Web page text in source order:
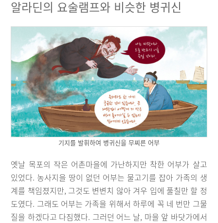
알라딘의 요술램프와 비슷한 병귀신
기지를 발휘하여 병귀신을 무찌른 어부
옛날 목포의 작은 어촌마을에 가난하지만 착한 어부가 살고
있었다. 농사지을 땅이 없던 어부는 물고기를 잡아 가족의 생
계를 책임졌지만, 그것도 변변치 않아 겨우 입에 풀칠만 할 정
도였다. 그래도 어부는 가족을 위해서 하루에 꼭 네 번만 그물
질을 하겠다고 다짐했다. 그러던 어느 날, 마을 앞 바닷가에서